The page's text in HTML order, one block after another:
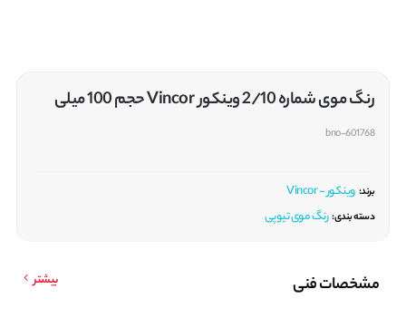
رنگ موی شماره 2/10 وینکور Vincor حجم 100 میلی
bno-601768
برند: وینکور - Vincor
دسته بندی: رنگ موی تیوپی
مشخصات فنی بیشتر